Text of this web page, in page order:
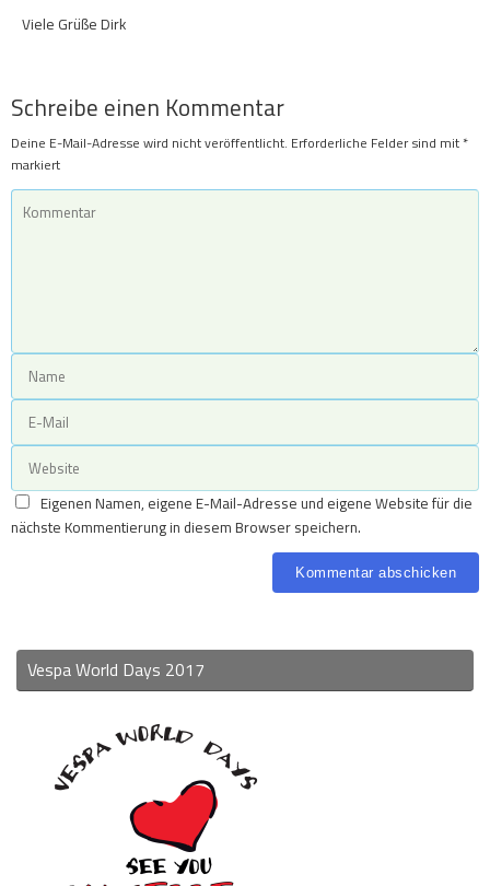
Viele Grüße Dirk
Schreibe einen Kommentar
Deine E-Mail-Adresse wird nicht veröffentlicht. Erforderliche Felder sind mit*
markiert
Eigenen Namen, eigene E-Mail-Adresse und eigene Website für die
nächste Kommentierung in diesem Browser speichern.
Vespa World Days 2017